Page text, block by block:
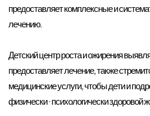
предоставляет комплексные и
лечению.
Детский центр роста и ожирения
предоставляет лечение, также
медицинские услуги, чтобы дети и
физически·психологически здоровой